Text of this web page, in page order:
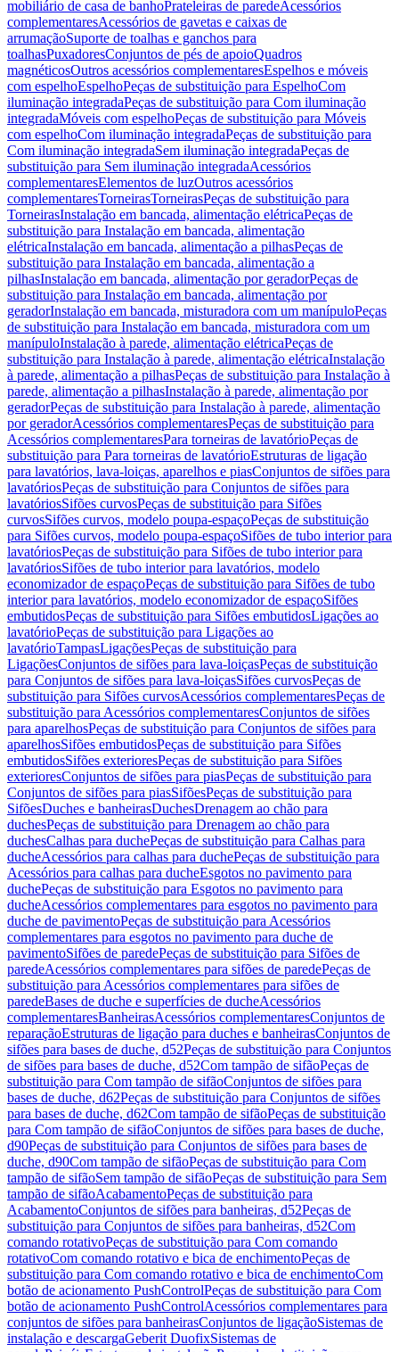
mobiliário de casa de banhoPrateleiras de paredeAcessórios
complementaresAcessórios de gavetas e caixas de
arrumaçãoSuporte de toalhas e ganchos para
toalhasPuxadoresConjuntos de pés de apoioQuadros
magnéticosOutros acessórios complementaresEspelhos e móveis
com espelhoEspelhoPeças de substituição para EspelhoCom
iluminação integradaPeças de substituição para Com iluminação
integradaMóveis com espelhoPeças de substituição para Móveis
com espelhoCom iluminação integradaPeças de substituição para
Com iluminação integradaSem iluminação integradaPeças de
substituição para Sem iluminação integradaAcessórios
complementaresElementos de luzOutros acessórios
complementaresTorneirasTorneirasPeças de substituição para
TorneirasInstalação em bancada, alimentação elétricaPeças de
substituição para Instalação em bancada, alimentação
elétricaInstalação em bancada, alimentação a pilhasPeças de
substituição para Instalação em bancada, alimentação a
pilhasInstalação em bancada, alimentação por geradorPeças de
substituição para Instalação em bancada, alimentação por
geradorInstalação em bancada, misturadora com um manípuloPeças
de substituição para Instalação em bancada, misturadora com um
manípuloInstalação à parede, alimentação elétricaPeças de
substituição para Instalação à parede, alimentação elétricaInstalação
à parede, alimentação a pilhasPeças de substituição para Instalação à
parede, alimentação a pilhasInstalação à parede, alimentação por
geradorPeças de substituição para Instalação à parede, alimentação
por geradorAcessórios complementaresPeças de substituição para
Acessórios complementaresPara torneiras de lavatórioPeças de
substituição para Para torneiras de lavatórioEstruturas de ligação
para lavatórios, lava-loiças, aparelhos e piasConjuntos de sifões para
lavatóriosPeças de substituição para Conjuntos de sifões para
lavatóriosSifões curvosPeças de substituição para Sifões
curvosSifões curvos, modelo poupa-espaçoPeças de substituição
para Sifões curvos, modelo poupa-espaçoSifões de tubo interior para
lavatóriosPeças de substituição para Sifões de tubo interior para
lavatóriosSifões de tubo interior para lavatórios, modelo
economizador de espaçoPeças de substituição para Sifões de tubo
interior para lavatórios, modelo economizador de espaçoSifões
embutidosPeças de substituição para Sifões embutidosLigações ao
lavatórioPeças de substituição para Ligações ao
lavatórioTampasLigaçõesPeças de substituição para
LigaçõesConjuntos de sifões para lava-loiçasPeças de substituição
para Conjuntos de sifões para lava-loiçasSifões curvosPeças de
substituição para Sifões curvosAcessórios complementaresPeças de
substituição para Acessórios complementaresConjuntos de sifões
para aparelhosPeças de substituição para Conjuntos de sifões para
aparelhosSifões embutidosPeças de substituição para Sifões
embutidosSifões exterioresPeças de substituição para Sifões
exterioresConjuntos de sifões para piasPeças de substituição para
Conjuntos de sifões para piasSifõesPeças de substituição para
SifõesDuches e banheirasDuchesDrenagem ao chão para
duchesPeças de substituição para Drenagem ao chão para
duchesCalhas para duchePeças de substituição para Calhas para
ducheAcessórios para calhas para duchePeças de substituição para
Acessórios para calhas para ducheEsgotos no pavimento para
duchePeças de substituição para Esgotos no pavimento para
ducheAcessórios complementares para esgotos no pavimento para
duche de pavimentoPeças de substituição para Acessórios
complementares para esgotos no pavimento para duche de
pavimentoSifões de paredePeças de substituição para Sifões de
paredeAcessórios complementares para sifões de paredePeças de
substituição para Acessórios complementares para sifões de
paredeBases de duche e superfícies de ducheAcessórios
complementaresBanheirasAcessórios complementaresConjuntos de
reparaçãoEstruturas de ligação para duches e banheirasConjuntos de
sifões para bases de duche, d52Peças de substituição para Conjuntos
de sifões para bases de duche, d52Com tampão de sifãoPeças de
substituição para Com tampão de sifãoConjuntos de sifões para
bases de duche, d62Peças de substituição para Conjuntos de sifões
para bases de duche, d62Com tampão de sifãoPeças de substituição
para Com tampão de sifãoConjuntos de sifões para bases de duche,
d90Peças de substituição para Conjuntos de sifões para bases de
duche, d90Com tampão de sifãoPeças de substituição para Com
tampão de sifãoSem tampão de sifãoPeças de substituição para Sem
tampão de sifãoAcabamentoPeças de substituição para
AcabamentoConjuntos de sifões para banheiras, d52Peças de
substituição para Conjuntos de sifões para banheiras, d52Com
comando rotativoPeças de substituição para Com comando
rotativoCom comando rotativo e bica de enchimentoPeças de
substituição para Com comando rotativo e bica de enchimentoCom
botão de acionamento PushControlPeças de substituição para Com
botão de acionamento PushControlAcessórios complementares para
conjuntos de sifões para banheirasConjuntos de ligaçãoSistemas de
instalação e descargaGeberit DuofixSistemas de